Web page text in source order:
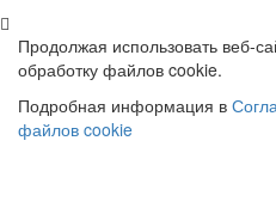
Продолжая использовать веб-
обработку файлов cookie.
Подробная информация в
файлов cookie